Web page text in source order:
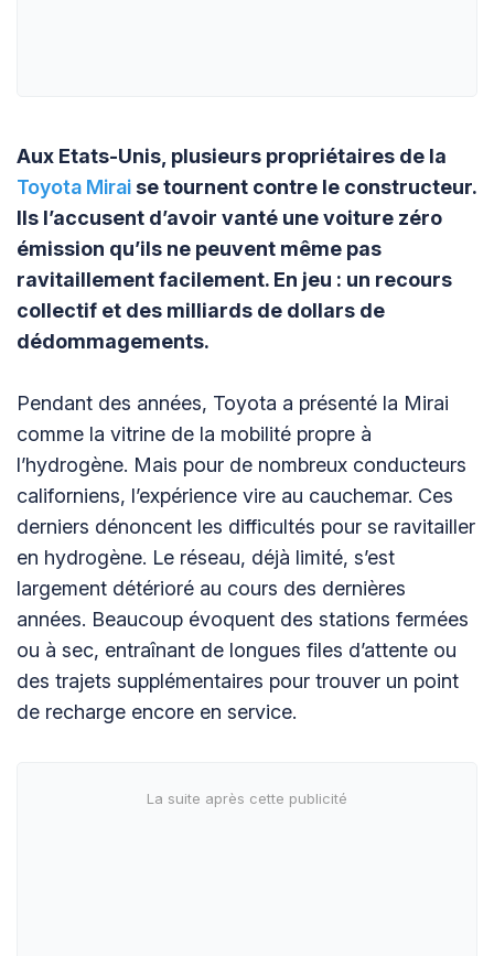
Aux Etats-Unis, plusieurs propriétaires de la
Toyota Mirai se tournent contre le constructeur.
Ils l’accusent d’avoir vanté une voiture zéro
émission qu’ils ne peuvent même pas
ravitaillement facilement. En jeu : un recours
collectif et des milliards de dollars de
dédommagements.
Pendant des années, Toyota a présenté la Mirai
comme la vitrine de la mobilité propre à
l’hydrogène. Mais pour de nombreux conducteurs
californiens, l’expérience vire au cauchemar. Ces
derniers dénoncent les difficultés pour se ravitailler
en hydrogène. Le réseau, déjà limité, s’est
largement détérioré au cours des dernières
années. Beaucoup évoquent des stations fermées
ou à sec, entraînant de longues files d’attente ou
des trajets supplémentaires pour trouver un point
de recharge encore en service.